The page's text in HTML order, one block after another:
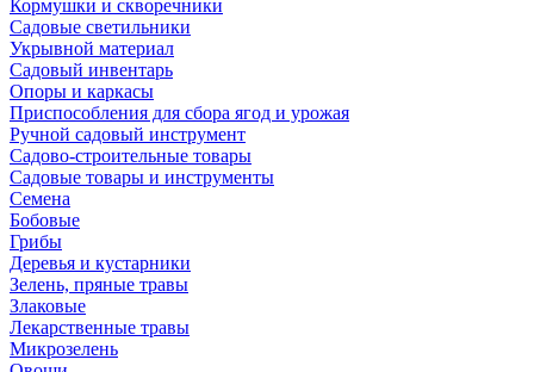
Кормушки и скворечники
Садовые светильники
Укрывной материал
Садовый инвентарь
Опоры и каркасы
Приспособления для сбора ягод и урожая
Ручной садовый инструмент
Садово-строительные товары
Садовые товары и инструменты
Семена
Бобовые
Грибы
Деревья и кустарники
Зелень, пряные травы
Злаковые
Лекарственные травы
Микрозелень